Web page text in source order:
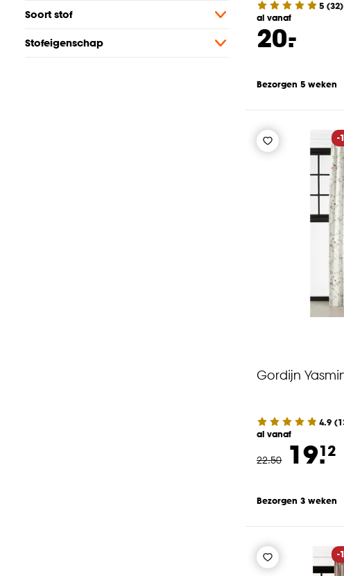
Soort stof
Stofeigenschap
5 (32)
al vanaf
20.
-
Bezorgen 5 weken
-
Gordijn
4.9 (
al vanaf
22.50 19.12
Bezorgen 3 weken
-